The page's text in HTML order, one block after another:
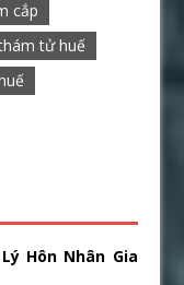
cắp
tử huế
Hôn Nhân Gia